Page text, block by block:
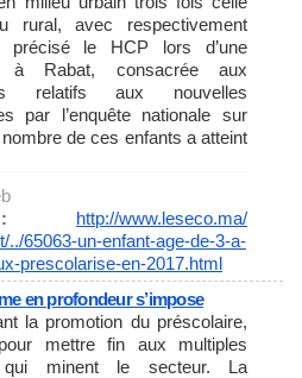
rural, avec respectivement
le HCP lors d’une
à Rabat, consacrée aux
relatifs aux nouvelles
par l’enquête nationale sur
nombre de ces enfants a atteint
: http://www.leseco.ma/
../65063-un-enfant-age-de-3-a-
prescolarise-en-2017.html
en profondeur s’impose
la promotion du préscolaire,
mettre fin aux multiples
qui minent le secteur. La